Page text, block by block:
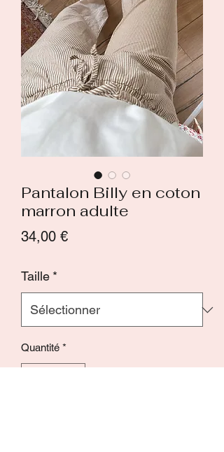
Pantalon Billy en coton
marron adulte
34,00 €Prix
Taille *
Quantité *